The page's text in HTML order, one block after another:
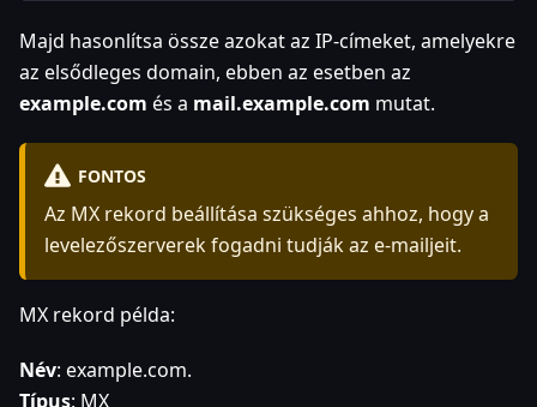
Majd hasonlítsa össze azokat az IP-címeket, amelyekre
az elsődleges domain, ebben az esetben az
example.com és a mail.example.com mutat.
FONTOS
Az MX rekord beállítása szükséges ahhoz, hogy a
levelezőszerverek fogadni tudják az e-mailjeit.
MX rekord példa:
Név: example.com.
Típus: MX